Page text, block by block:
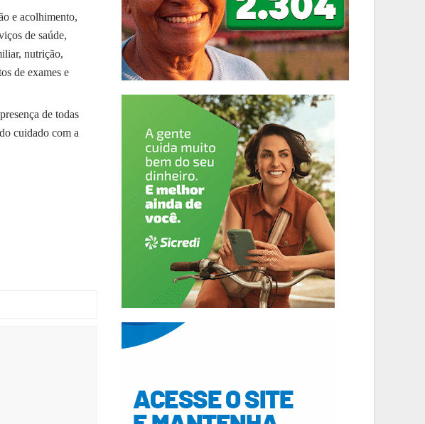
e acolhimento,
de saúde,
nutrição,
de exames e
de todas
cuidado com a